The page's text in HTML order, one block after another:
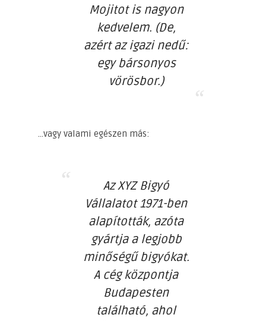
Mojitot is nagyon
kedvelem. (De,
azért az igazi nedű:
egy bársonyos
vörösbor.)
…vagy valami egészen más:
Az XYZ Bigyó
Vállalatot 1971-ben
alapították, azóta
gyártja a legjobb
minőségű bigyókat.
A cég központja
Budapesten
található, ahol